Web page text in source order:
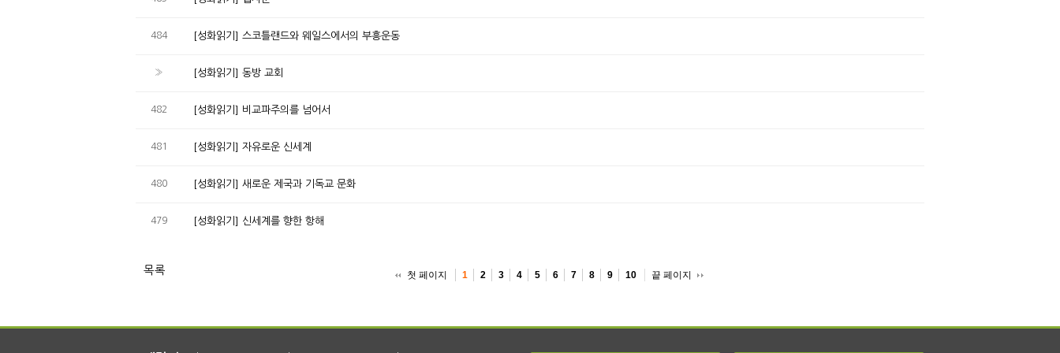
484 [성화읽기] 스코틀랜드와 웨일스에서의 부흥운동
» [성화읽기] 동방 교회
482 [성화읽기] 비교파주의를 넘어서
481 [성화읽기] 자유로운 신세계
480 [성화읽기] 새로운 제국과 기독교 문화
479 [성화읽기] 신세계를 향한 항해
목록 첫 페이지 1 2 3 4 5 6 7 8 9 10 끝 페이지